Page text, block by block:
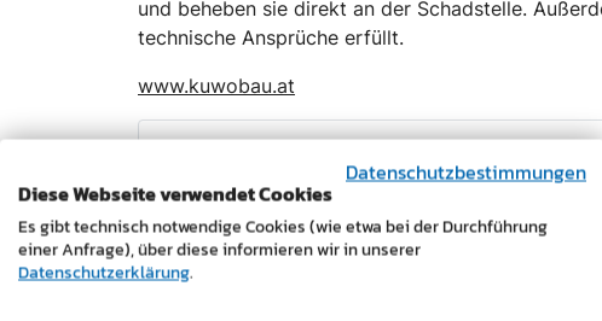
und beheben sie direkt an der Schadstelle.
technische Ansprüche erfüllt.
www.kuwobau.at
Datenschutzbestimmungen
Diese Webseite verwendet Cookies
Es gibt technisch notwendige Cookies (wie etwa bei der Durchführung
einer Anfrage), über diese informieren wir in unserer
Datenschutzerklärung.